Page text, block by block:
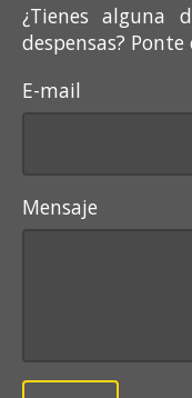
¿Tienes alguna
despensas?
E-mail
Mensaje